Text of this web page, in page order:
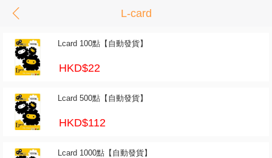
L-card
Lcard 100點【自動發貨】
HKD$22
Lcard 500點【自動發貨】
HKD$112
Lcard 1000點【自動發貨】